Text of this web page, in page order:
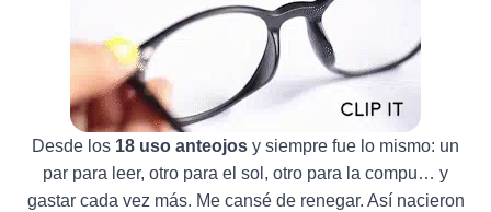
Desde los 18 uso anteojos y siempre fue lo mismo: un
par para leer, otro para el sol, otro para la compu… y
gastar cada vez más. Me cansé de renegar. Así nacieron